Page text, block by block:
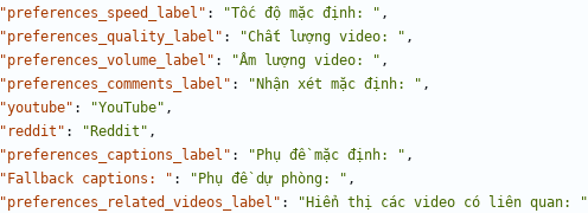
"preferences_speed_label" : "Tốc độ mặc định: " ,
"preferences_quality_label" : "Chất lượng video: " ,
"preferences_volume_label" : "Âm lượng video: " ,
"preferences_comments_label" : "Nhận xét mặc định: " ,
"youtube" : "YouTube" ,
"reddit" : "Reddit" ,
"preferences_captions_label" : "Phụ đề mặc định: " ,
"Fallback captions: " : "Phụ đề dự phòng: " ,
"preferences_related_videos_label" : "Hiển thị các video có liên quan: "